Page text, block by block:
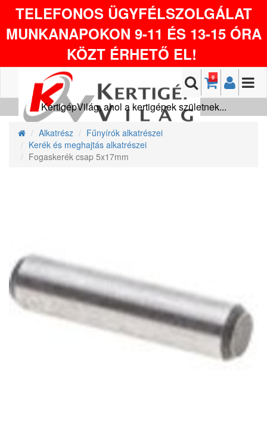
TELEFONOS ÜGYFÉLSZOLGÁLAT
MUNKANAPOKON 9-11 ÉS 13-15 ÓRA
KÖZT ÉRHETŐ EL!
0
KertigépVilág, ahol a kertigépek születnek...
Alkatrész
Fűnyírók alkatrészei
Kerék és meghajtás alkatrészei
Fogaskerék csap 5x17mm